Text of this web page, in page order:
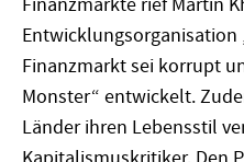
Entwicklungsorganisation
Finanzmarkt sei korrupt
Monster“ entwickelt.
Länder ihren Lebensstil